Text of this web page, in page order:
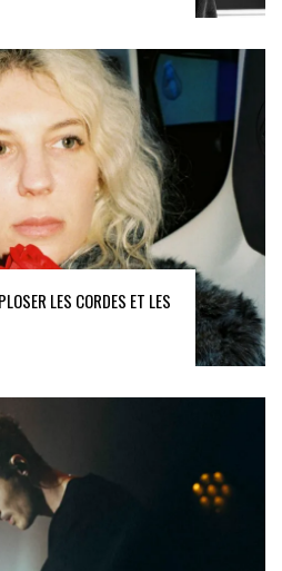
LES CORDES ET LES